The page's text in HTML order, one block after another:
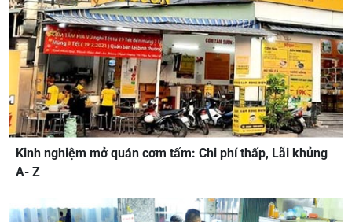
Kinh nghiệm mở quán cơm tấm: Chi phí thấp, Lãi khủng
A- Z